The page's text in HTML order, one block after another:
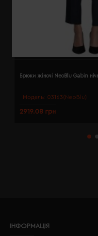
Модель: 03163(NeoBlu)
Брюки жіночі NeoBlu Gabin
2919.08 грн
ІНФОРМАЦІЯ